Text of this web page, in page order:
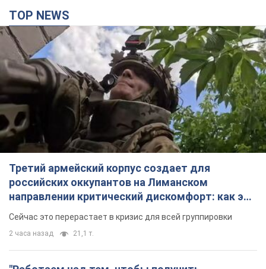
Третий армейский корпус создает для
российских оккупантов на Лиманском
направлении критический дискомфорт: как это
удалось
Сейчас это перерастает в кризис для всей группировки
2 часа назад 21,1 т.
"Работаем над тем, чтобы получить
комплекты с ракетами для ПВО": Зеленский
заслушал доклад Драпатого и объявил о
новых мерах
В частности, он обсудил с главнокомандующим кадровые
В оккупированной Ялте прогремели мощные